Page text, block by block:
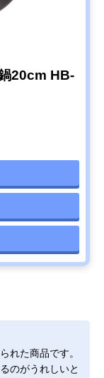
20cm HB-
れた商品です。
のがうれしいと